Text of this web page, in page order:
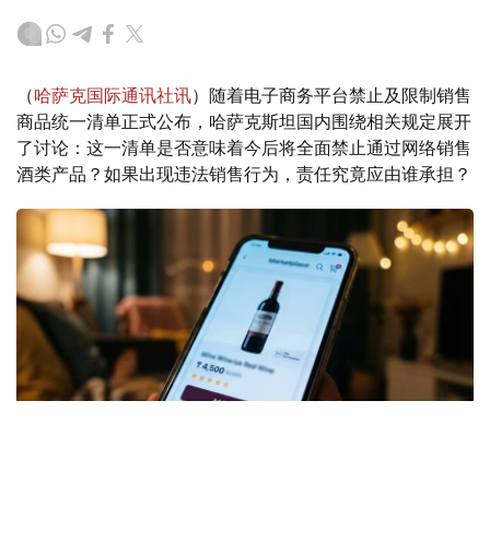
（哈萨克国际通讯社讯）随着电子商务平台禁止及限制销售
商品统一清单正式公布，哈萨克斯坦国内围绕相关规定展开
了讨论：这一清单是否意味着今后将全面禁止通过网络销售
酒类产品？如果出现违法销售行为，责任究竟应由谁承担？